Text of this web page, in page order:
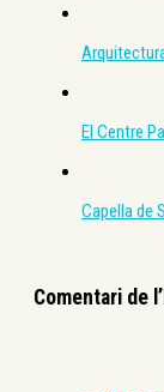
El Centre
Capella de
Comentari de